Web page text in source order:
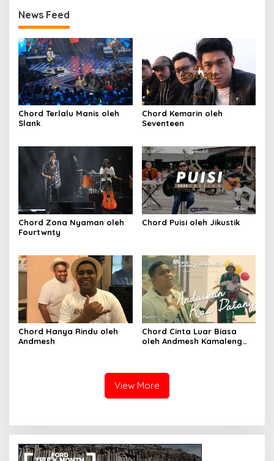
News Feed
Chord Terlalu Manis oleh
Slank
Chord Kemarin oleh
Seventeen
Chord Zona Nyaman oleh
Fourtwnty
Chord Puisi oleh Jikustik
Chord Hanya Rindu oleh
Andmesh
Chord Cinta Luar Biasa
oleh Andmesh Kamaleng
View More